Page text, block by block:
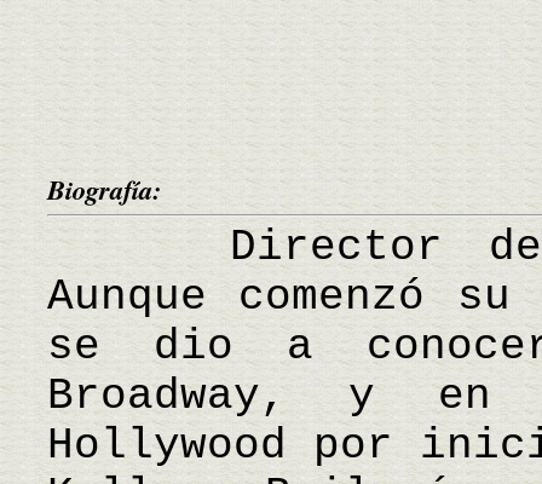
Biografía:
Director de
Aunque comenzó
se dio a
Broadway, y
Hollywood por